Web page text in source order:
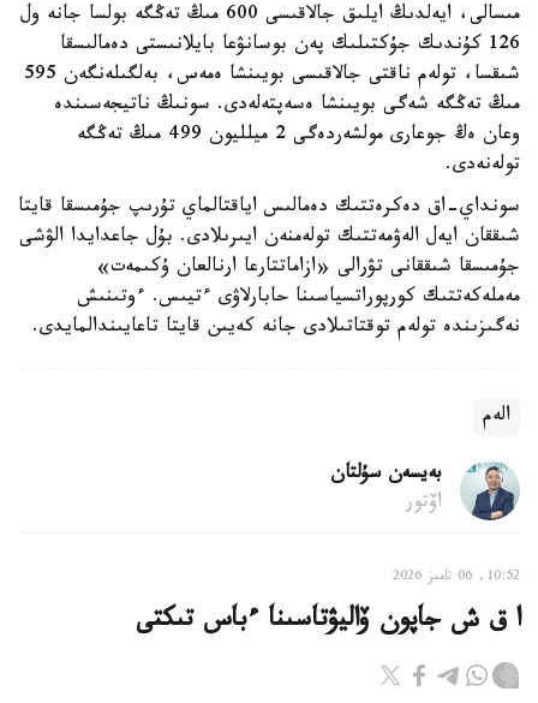
مىسالى، ايەلدىڭ ايلىق جالاقىسى 600 مىڭ تەڭگە بولسا جانە ول
126 كۇندىك جۇكتىلىك پەن بوسانۋعا بايلانىستى دەمالىسقا
شىقسا، تولەم ناقتى جالاقىسى بويىنشا ەمەس، بەلگىلەنگەن 595
مىڭ تەڭگە شەگى بويىنشا ەسەپتەلەدى. سونىڭ ناتيجەسىندە
وعان ەڭ جوعارى مولشەردەگى 2 ميلليون 499 مىڭ تەڭگە
تولەنەدى.
سونداي-اق دەكرەتتىك دەمالىس اياقتالماي تۇرىپ جۇمىسقا قايتا
شىققان ايەل الەۋمەتتىك تولەمنەن ايىرىلادى. بۇل جاعدايدا الۋشى
جۇمىسقا شىققانى تۋرالى «ازاماتتارعا ارنالعان ۇكىمەت»
مەملەكەتتىك كورپوراتسياسىنا حابارلاۋى ءتيىس. ءوتىنىش
نەگىزىندە تولەم توقتاتىلادى جانە كەيىن قايتا تاعايىندالمايدى.
الەم
بەيسەن سۇلتان
اۆتور
10:52, 06 تامىز 2026
ا ق ش جاپون ۆاليۋتاسىنا ءباس تىكتى